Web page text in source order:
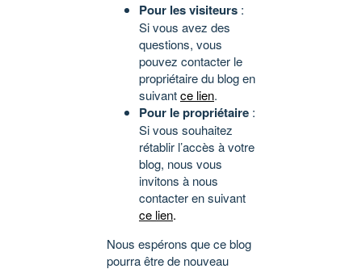
Pour les visiteurs :
Si vous avez des
questions, vous
pouvez contacter le
propriétaire du blog en
suivantce lien.
Pour le propriétaire :
Si vous souhaitez
rétablir l’accès à votre
blog, nous vous
invitons à nous
contacter en suivant
ce lien.
Nous espérons que ce blog
pourra être de nouveau